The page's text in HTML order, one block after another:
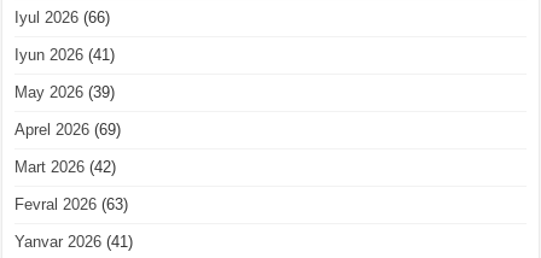
Iyul 2026 (66)
Iyun 2026 (41)
May 2026 (39)
Aprel 2026 (69)
Mart 2026 (42)
Fevral 2026 (63)
Yanvar 2026 (41)